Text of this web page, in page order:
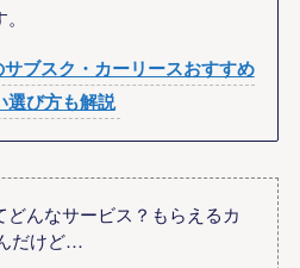
ブスク・カーリースおすすめ
選び方も解説
どんなサービス？もらえるカ
だけど…